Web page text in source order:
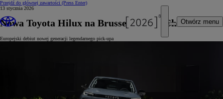
Przejdź do głównej zawartości (Press Enter)
Otwórz menu
13 stycznia 2026
Nowa Toyota Hilux na Brussels Motor Show
Europejski debiut nowej generacji legendarnego pick-upa